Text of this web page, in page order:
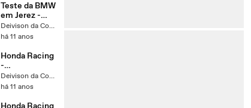
Teste da BMW
em Jerez -
Temporada
2008
Deivison da Conceição
há 11 anos
Honda Racing
-
Apresentação
em RA108 -
Deivison da Conceição
há 11 anos